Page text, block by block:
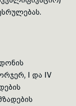
I და IV